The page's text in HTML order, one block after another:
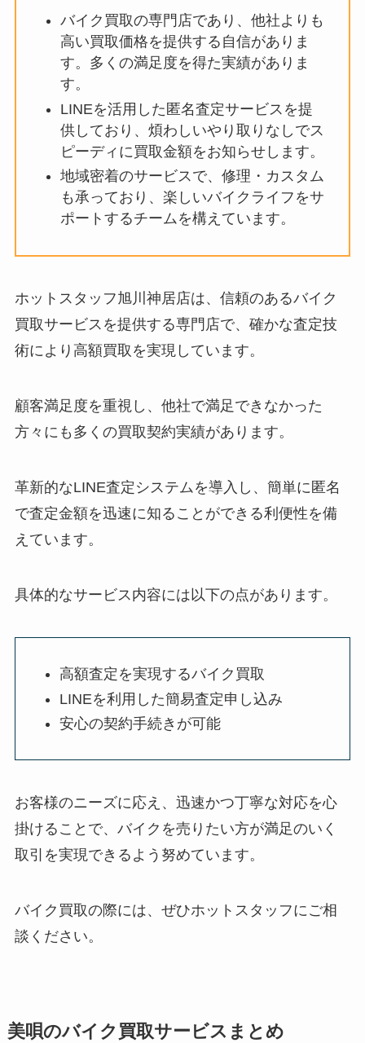
バイク買取の専門店であり、他社よりも
高い買取価格を提供する自信がありま
す。多くの満足度を得た実績がありま
す。
LINEを活用した匿名査定サービスを提
供しており、煩わしいやり取りなしでス
ピーディに買取金額をお知らせします。
地域密着のサービスで、修理・カスタム
も承っており、楽しいバイクライフをサ
ポートするチームを構えています。
ホットスタッフ旭川神居店は、信頼のあるバイク
買取サービスを提供する専門店で、確かな査定技
術により高額買取を実現しています。
顧客満足度を重視し、他社で満足できなかった
方々にも多くの買取契約実績があります。
革新的なLINE査定システムを導入し、簡単に匿名
で査定金額を迅速に知ることができる利便性を備
えています。
具体的なサービス内容には以下の点があります。
高額査定を実現するバイク買取
LINEを利用した簡易査定申し込み
安心の契約手続きが可能
お客様のニーズに応え、迅速かつ丁寧な対応を心
掛けることで、バイクを売りたい方が満足のいく
取引を実現できるよう努めています。
バイク買取の際には、ぜひホットスタッフにご相
談ください。
美唄のバイク買取サービスまとめ